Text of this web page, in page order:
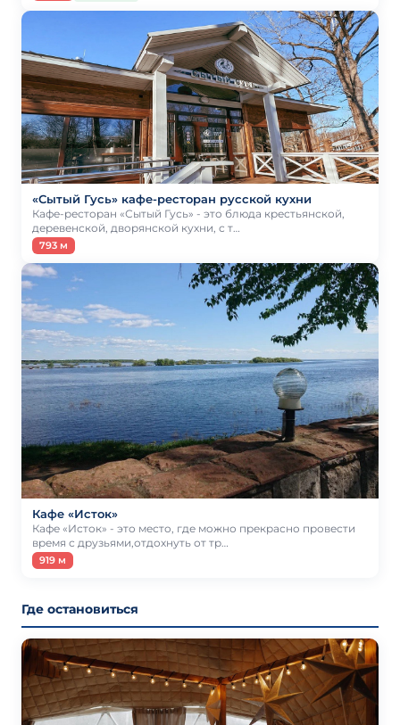
«Сытый Гусь» кафе-ресторан русской кухни
Кафе-ресторан «Сытый Гусь» - это блюда крестьянской,
деревенской, дворянской кухни, с т…
793 м
Кафе «Исток»
Кафе «Исток» - это место, где можно прекрасно провести
время с друзьями,отдохнуть от тр…
919 м
Где остановиться